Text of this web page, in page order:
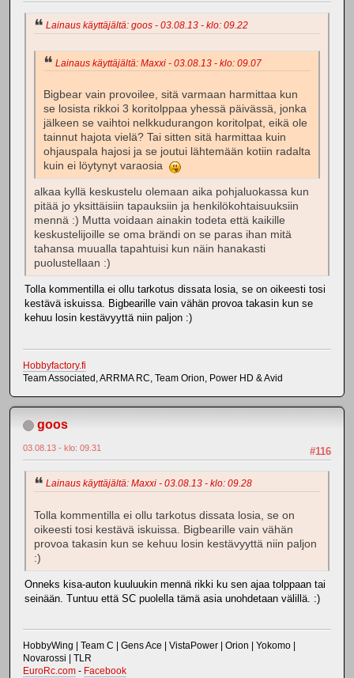
Lainaus käyttäjältä: goos - 03.08.13 - klo: 09.22
Lainaus käyttäjältä: Maxxi - 03.08.13 - klo: 09.07
Bigbear vain provoilee, sitä varmaan harmittaa kun
se losista rikkoi 3 koritolppaa yhessä päivässä, jonka
jälkeen se vaihtoi nelkkudurangon koritolpat, eikä ole
tainnut hajota vielä? Tai sitten sitä harmittaa kuin
ohjauspala hajosi ja se joutui lähtemään kotiin radalta
kuin ei löytynyt varaosia
alkaa kyllä keskustelu olemaan aika pohjaluokassa kun
pitää jo yksittäisiin tapauksiin ja henkilökohtaisuuksiin
mennä :) Mutta voidaan ainakin todeta että kaikille
keskustelijoille se oma brändi on se paras ihan mitä
tahansa muualla tapahtuisi kun näin hanakasti
puolustellaan :)
Tolla kommentilla ei ollu tarkotus dissata losia, se on oikeesti tosi
kestävä iskuissa. Bigbearille vain vähän provoa takasin kun se
kehuu losin kestävyyttä niin paljon :)
Hobbyfactory.fi
Team Associated, ARRMA RC, Team Orion, Power HD & Avid
goos
#116
03.08.13 - klo: 09.31
Lainaus käyttäjältä: Maxxi - 03.08.13 - klo: 09.28
Tolla kommentilla ei ollu tarkotus dissata losia, se on
oikeesti tosi kestävä iskuissa. Bigbearille vain vähän
provoa takasin kun se kehuu losin kestävyyttä niin paljon
:)
Onneks kisa-auton kuuluukin mennä rikki ku sen ajaa tolppaan tai
seinään. Tuntuu että SC puolella tämä asia unohdetaan välillä. :)
HobbyWing | Team C | Gens Ace | VistaPower | Orion | Yokomo |
Novarossi | TLR
EuroRc.com - Facebook